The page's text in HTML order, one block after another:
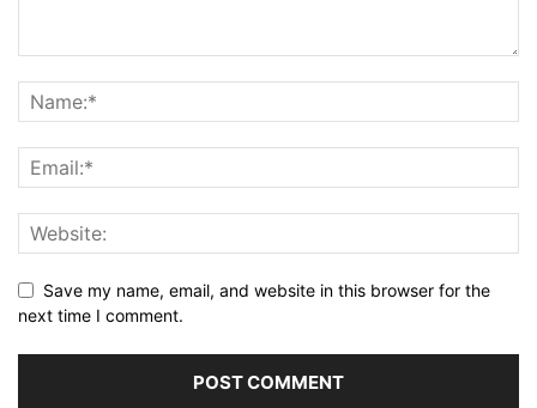
Save my name, email, and website in this browser for the
next time I comment.